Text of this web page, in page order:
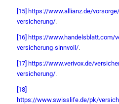
[15] https://www.allianz.de/
versicherung/.
[16] https://www.handelsblatt.com/
versicherung-sinnvoll/.
[17] https://www.verivox.de/
versicherung/.
[18]
https://www.swisslife.de/pk/